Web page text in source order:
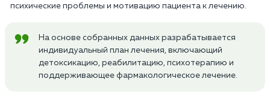
психические проблемы и мотивацию пациента к лечению.
На основе собранных данных разрабатывается
индивидуальный план лечения, включающий
детоксикацию, реабилитацию, психотерапию и
поддерживающее фармакологическое лечение.